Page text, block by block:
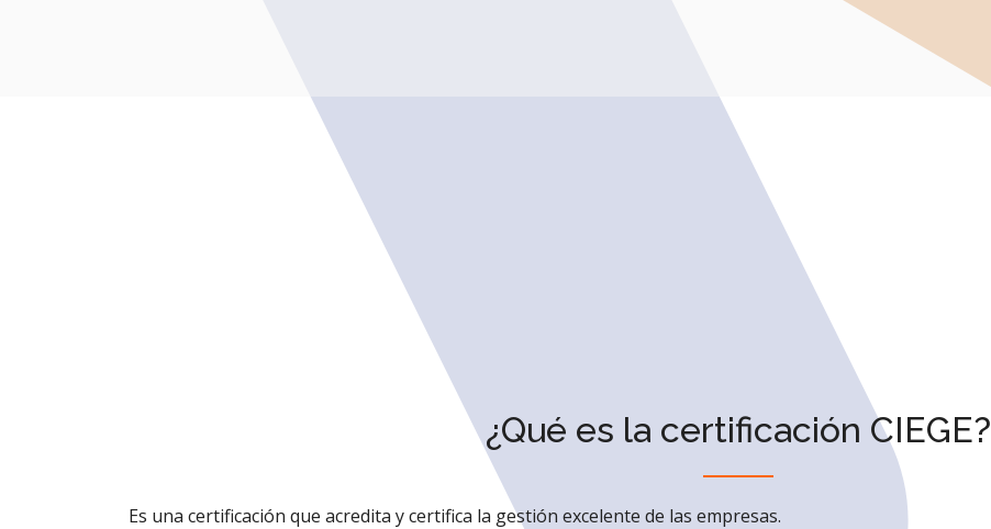
¿Qué es la certificación CIEGE?
Es una certificación que acredita y certifica la gestión excelente de las empresas.